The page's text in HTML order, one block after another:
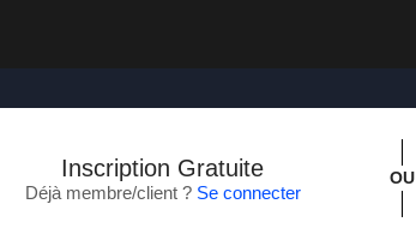
Inscription Gratuite
Déjà membre/client ? Se connecter
OU